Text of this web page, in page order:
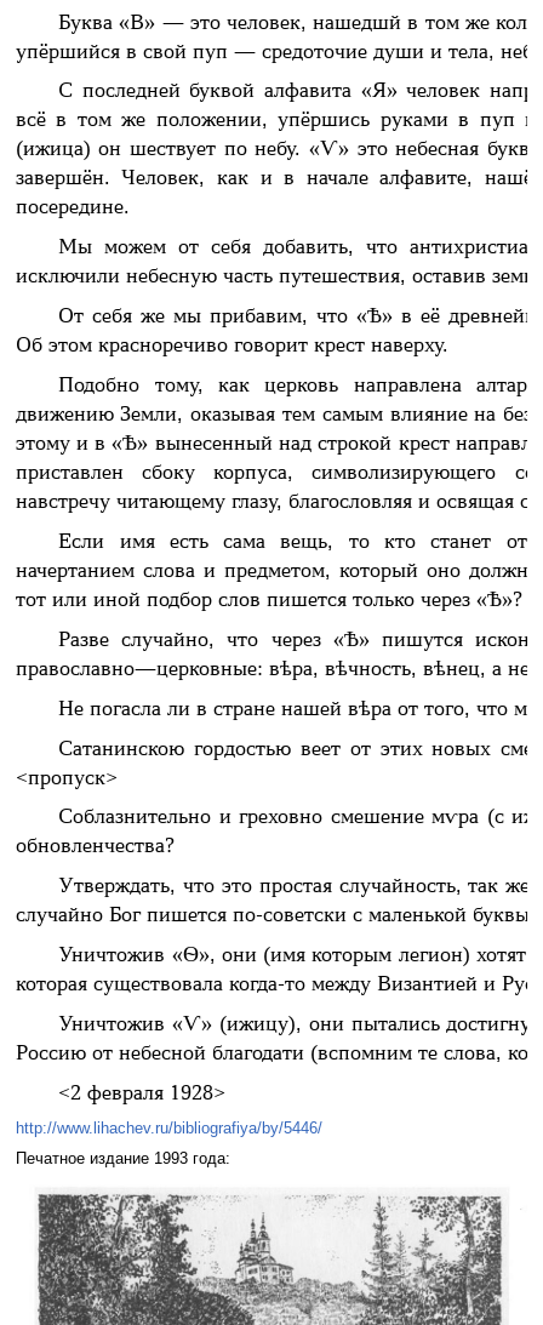
Буква «В» — это человек, нашедшй в том же
упёршийся в свой пуп — средоточие души и тела,
С последней буквой алфавита «Я» человек
всё в том же положении, упёршись руками в пуп и
(ижица) он шествует по небу. «Ѵ» это небесная
завершён. Человек, как и в начале алфавите,
посередине.
Мы можем от себя добавить, что
исключили небесную часть путешествия, оставив
От себя же мы прибавим, что «Ѣ» в её
Об этом красноречиво говорит крест наверху.
Подобно тому, как церковь направлена
движению Земли, оказывая тем самым влияние на
этому и в «Ѣ» вынесенный над строкой крест
приставлен сбоку корпуса, символизирующего
навстречу читающему глазу, благословляя и освящая
Если имя есть сама вещь, то кто станет
начертанием слова и предметом, который оно
тот или иной подбор слов пишется только через «Ѣ»?
Разве случайно, что через «Ѣ» пишутся
православно—церковные: вѣра, вѣчность, вѣнец, а не
Не погасла ли в стране нашей вѣра от того, что мы
Сатанинскою гордостью веет от этих новых
<пропуск>
Соблазнительно и греховно смешение мѵра (с
обновленчества?
Утверждать, что это простая случайность, так же
случайно Бог пишется по-советски с маленькой буквы.
Уничтожив «Ѳ», они (имя которым легион) хотят
которая существовала когда-то между Византией и
Уничтожив «Ѵ» (ижицу), они пытались
Россию от небесной благодати (вспомним те слова,
<2 февраля 1928>
http://www.lihachev.ru/bibliografiya/by/5446/
Печатное издание 1993 года: